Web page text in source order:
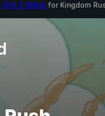
其他 3 项修改 for Kingdom